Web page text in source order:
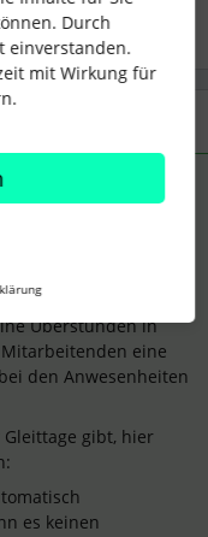
Forum|Forum|3 years ago
Überstunden in
eine
den Anwesenheiten
gibt, hier
es keinen
Durch
einverstanden.
mit Wirkung für